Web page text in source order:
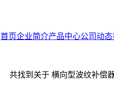
首页企业简介产品中心公司动态
共找到关于 横向型波纹补偿